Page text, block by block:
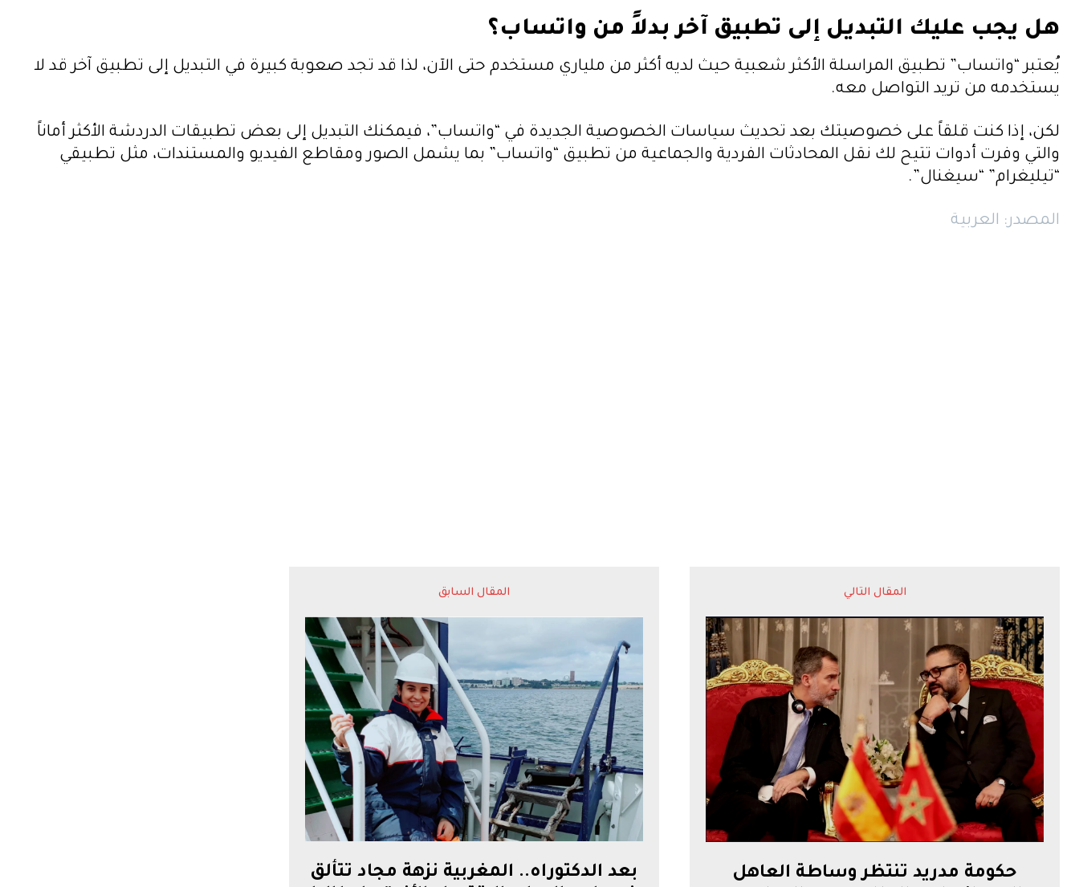
هل يجب عليك التبديل إلى تطبيق آخر بدلاً من واتساب؟
يُعتبر “واتساب” تطبيق المراسلة الأكثر شعبية حيث لديه أكثر من ملياري مستخدم حتى الآن، لذا قد تجد صعوبة كبيرة في التبديل إلى تطبيق آخر قد لا
يستخدمه من تريد التواصل معه.
لكن، إذا كنت قلقاً على خصوصيتك بعد تحديث سياسات الخصوصية الجديدة في “واتساب”، فيمكنك التبديل إلى بعض تطبيقات الدردشة الأكثر أماناً
والتي وفرت أدوات تتيح لك نقل المحادثات الفردية والجماعية من تطبيق “واتساب” بما يشمل الصور ومقاطع الفيديو والمستندات، مثل تطبيقي
“تيليغرام” “سيغنال”.
المصدر: العربية
المقال السابق
بعد الدكتوراه.. المغربية نزهة مجاد تتألق
المقال التالي
حكومة مدريد تنتظر وساطة العاهل